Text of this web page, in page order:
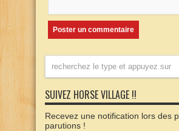
SUIVEZ HORSE VILLAGE !!
Recevez une notification lors des
parutions !